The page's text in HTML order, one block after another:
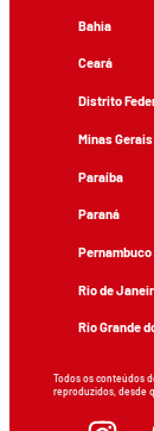
Bahia
Ceará
Distrito
Minas Gerais
Paraíba
Paraná
Pernambuco
Rio de
Rio Grande
Todos os conteúdos
reproduzidos, desde